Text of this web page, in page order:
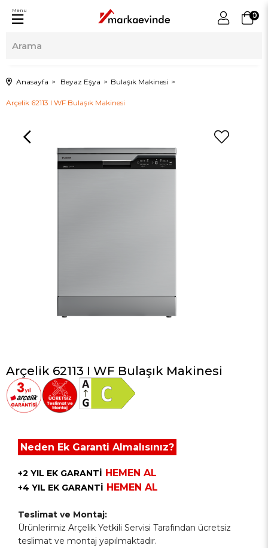
0
Menu
Anasayfa Beyaz Eşya Bulaşık Makinesi
Arçelik 62113 I WF Bulaşık Makinesi
Arçelik 62113 I WF Bulaşık Makinesi
Neden Ek Garanti Almalısınız?
+2 YIL EK GARANTİ HEMEN AL
+4 YIL EK GARANTİ HEMEN AL
Teslimat ve Montaj:
Ürünlerimiz Arçelik Yetkili Servisi Tarafından ücretsiz
teslimat ve montaj yapılmaktadır.